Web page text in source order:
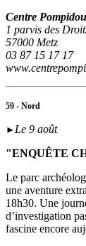
Centre
1 parvis des
57000 Metz
03 87 15 17 17
59 - Nord
► Le 9 août
"ENQUÊTE
Le parc
une aventure
18h30. Une
d’investigation
fascine encore